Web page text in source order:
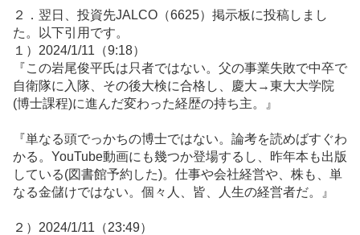
２．翌日、投資先JALCO （6625）掲示板に投稿しまし
た。以下引用です。
１）2024/1/11（9:18）
『この岩尾俊平氏は只者ではない。父の事業失敗で中卒で
自衛隊に入隊、その後大検に合格し、慶大→東大大学院
(博士課程)に進んだ変わった経歴の持ち主。』
『単なる頭でっかちの博士ではない。論考を読めばすぐわ
かる。YouTube動画にも幾つか登場するし、昨年本も出版
している(図書館予約した)。仕事や会社経営や、株も、単
なる金儲けではない。個々人、皆、人生の経営者だ。』
２）2024/1/11（23:49）